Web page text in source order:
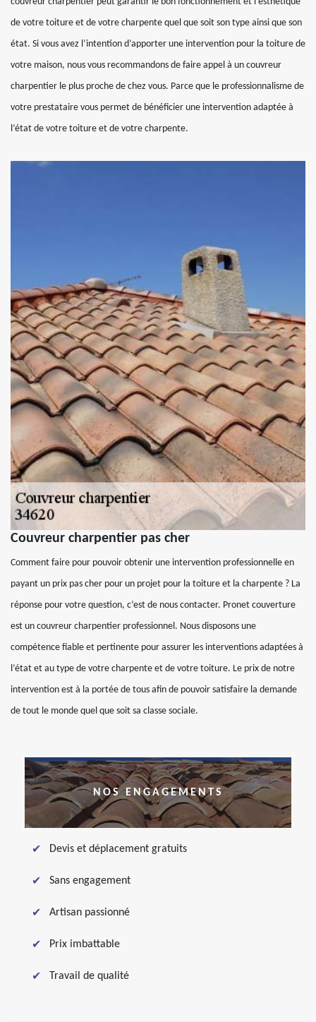
de votre toiture et de votre charpente quel que soit son type ainsi que son
état. Si vous avez l’intention d’apporter une intervention pour la toiture de
votre maison, nous vous recommandons de faire appel à un couvreur
charpentier le plus proche de chez vous. Parce que le professionnalisme de
votre prestataire vous permet de bénéficier une intervention adaptée à
l’état de votre toiture et de votre charpente.
Couvreur charpentier pas cher
Comment faire pour pouvoir obtenir une intervention professionnelle en
payant un prix pas cher pour un projet pour la toiture et la charpente ? La
réponse pour votre question, c’est de nous contacter. Pronet couverture
est un couvreur charpentier professionnel. Nous disposons une
compétence fiable et pertinente pour assurer les interventions adaptées à
l’état et au type de votre charpente et de votre toiture. Le prix de notre
intervention est à la portée de tous afin de pouvoir satisfaire la demande
de tout le monde quel que soit sa classe sociale.
NOS ENGAGEMENTS
Devis et déplacement gratuits
Sans engagement
Artisan passionné
Prix imbattable
Travail de qualité